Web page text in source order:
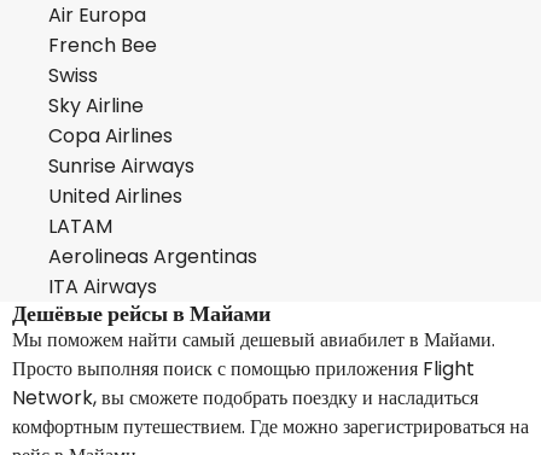
Air Europa
French Bee
Swiss
Sky Airline
Copa Airlines
Sunrise Airways
United Airlines
LATAM
Aerolineas Argentinas
ITA Airways
Дешёвые рейсы в Майами
Мы поможем найти самый дешевый авиабилет в Майами.
Просто выполняя поиск с помощью приложения Flight
Network, вы сможете подобрать поездку и насладиться
комфортным путешествием. Где можно зарегистрироваться на